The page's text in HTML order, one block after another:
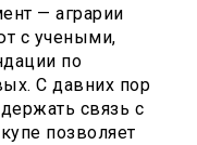
— аграрии
с учеными,
по
С давних пор
связь с
позволяет